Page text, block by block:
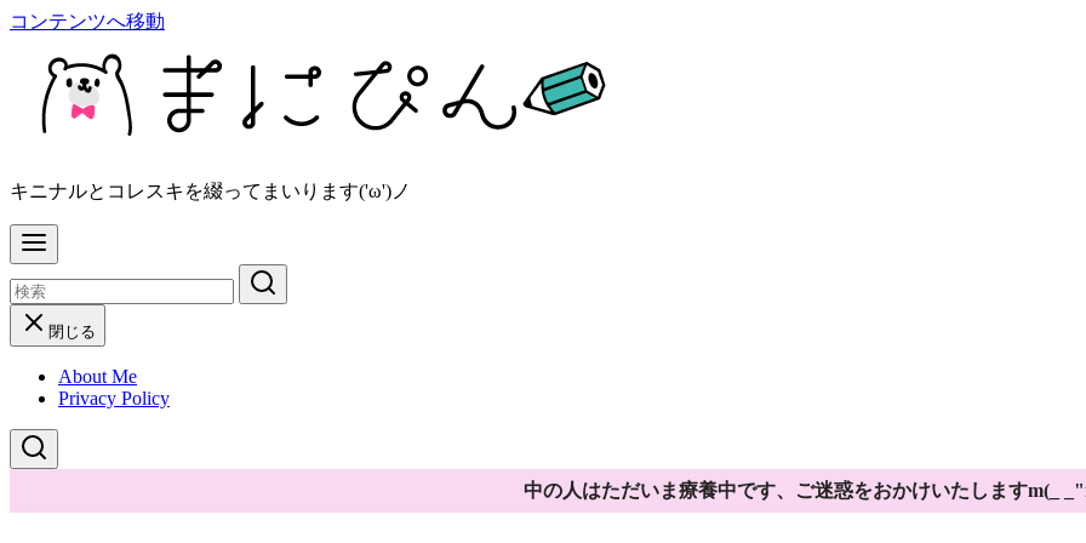
コンテンツへ移動
キニナルとコレスキを綴ってまいります('ω')ノ
閉じる
About Me
Privacy Policy
中の人はただいま療養中です、ご迷惑をおかけいたしますm(_